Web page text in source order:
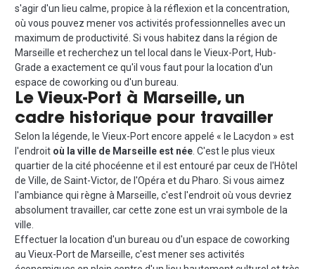
s'agir d'un lieu calme, propice à la réflexion et la concentration,
où vous pouvez mener vos activités professionnelles avec un
maximum de productivité. Si vous habitez dans la région de
Marseille et recherchez un tel local dans le Vieux-Port, Hub-
Grade a exactement ce qu'il vous faut pour la location d'un
espace de coworking ou d'un bureau.
Le Vieux-Port à Marseille, un
cadre historique pour travailler
Selon la légende, le Vieux-Port encore appelé « le Lacydon » est
l'endroit où la ville de Marseille est née . C'est le plus vieux
quartier de la cité phocéenne et il est entouré par ceux de l'Hôtel
de Ville, de Saint-Victor, de l'Opéra et du Pharo. Si vous aimez
l'ambiance qui règne à Marseille, c'est l'endroit où vous devriez
absolument travailler, car cette zone est un vrai symbole de la
ville.
Effectuer la location d'un bureau ou d'un espace de coworking
au Vieux-Port de Marseille, c'est mener ses activités